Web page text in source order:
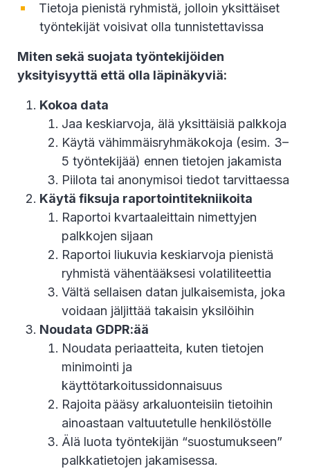
Tietoja pienistä ryhmistä, jolloin yksittäiset
työntekijät voisivat olla tunnistettavissa
Miten sekä suojata työntekijöiden
yksityisyyttä että olla läpinäkyviä:
Kokoa data
Jaa keskiarvoja, älä yksittäisiä palkkoja
Käytä vähimmäisryhmäkokoja (esim. 3–
5 työntekijää) ennen tietojen jakamista
Piilota tai anonymisoi tiedot tarvittaessa
Käytä fiksuja raportointitekniikoita
Raportoi kvartaaleittain nimettyjen
palkkojen sijaan
Raportoi liukuvia keskiarvoja pienistä
ryhmistä vähentääksesi volatiliteettia
Vältä sellaisen datan julkaisemista, joka
voidaan jäljittää takaisin yksilöihin
Noudata GDPR:ää
Noudata periaatteita, kuten tietojen
minimointi ja
käyttötarkoitussidonnaisuus
Rajoita pääsy arkaluonteisiin tietoihin
ainoastaan valtuutetulle henkilöstölle
Älä luota työntekijän “suostumukseen”
palkkatietojen jakamisessa.